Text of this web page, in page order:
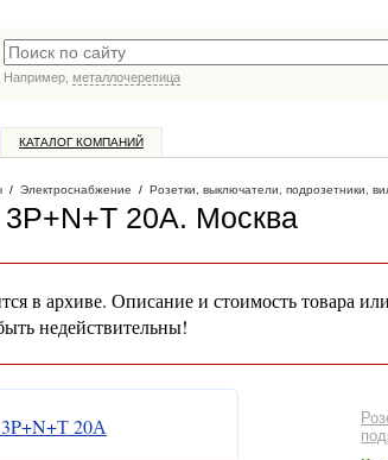
Например, металлочерепица
КАТАЛОГ КОМПАНИЙ
/ Электроснабжение / Розетки, выключатели, подрозетники,
3P+N+Т 20А. Москва
в архиве. Описание и стоимость товара
недействительны!